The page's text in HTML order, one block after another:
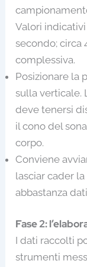
Valori
secondo; circa
complessiva.
Posizionare la
sulla verticale.
deve tenersi
il cono del
corpo.
Conviene
lasciar cader
abbastanza
Fase 2:
I dati raccolti
strumenti